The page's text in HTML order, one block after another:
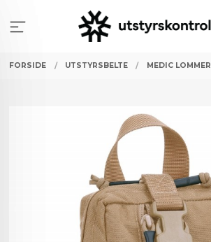
innholdet
FORSIDE UTSTYRSBELTE MEDIC LOMMER